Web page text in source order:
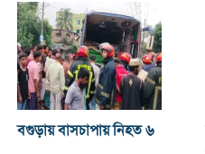
বগুড়ায় বাসচাপায় নিহত ৬